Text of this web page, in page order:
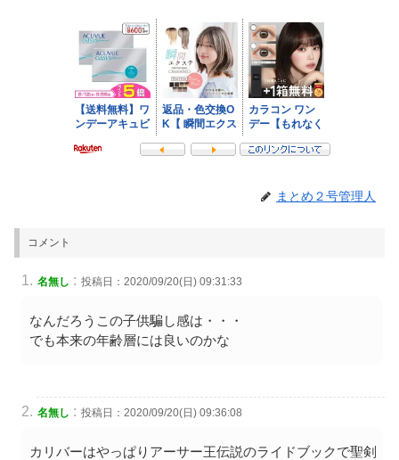
まとめ２号管理人
コメント
名無し : 投稿日：2020/09/20(日) 09:31:33
なんだろうこの子供騙し感は・・・
でも本来の年齢層には良いのかな
名無し : 投稿日：2020/09/20(日) 09:36:08
カリバーはやっぱりアーサー王伝説のライドブックで聖剣